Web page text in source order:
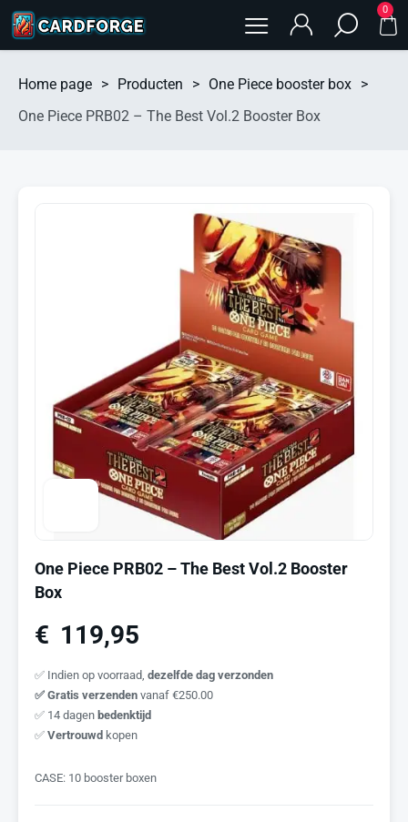
0
Home page > Producten > One Piece booster box >
One Piece PRB02 – The Best Vol.2 Booster Box
One Piece PRB02 – The Best Vol.2 Booster
Box
€ 119,95
✅ Indien op voorraad, dezelfde dag verzonden
✅ Gratis verzenden vanaf €250.00
✅ 14 dagen bedenktijd
✅ Vertrouwd kopen
CASE: 10 booster boxen